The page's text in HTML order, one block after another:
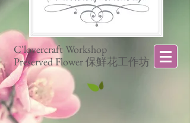
C'lovercraft Workshop
Preserved Flower 保鮮花工作坊